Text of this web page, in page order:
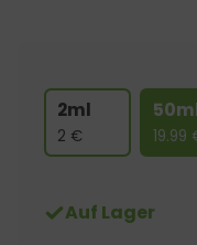
2ml
2 € 19.99
Auf Lager